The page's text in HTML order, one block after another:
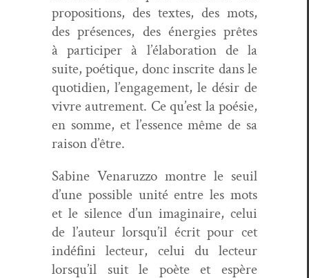
propo­si­tions, des textes, des mots,
des présences, des éner­gies prêtes
à par­ticiper à l’élab­o­ra­tion de la
suite, poé­tique, donc inscrite dans le
quo­ti­di­en, l’en­gage­ment, le désir de
vivre autrement. Ce qu’est la poésie,
en somme, et l’essence même de sa
rai­son d’être.
Sabine Venaruz­zo mon­tre le seuil
d’une pos­si­ble unité entre les mots
et le silence d’un imag­i­naire, celui
de l’auteur lorsqu’il écrit pour cet
indéfi­ni lecteur, celui du lecteur
lorsqu’il suit le poète et espère